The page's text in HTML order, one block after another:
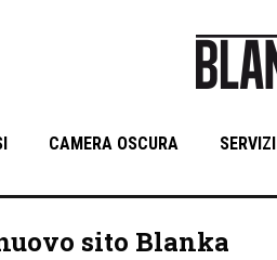
CAMERA OSCURA SERVIZI
sito Blanka